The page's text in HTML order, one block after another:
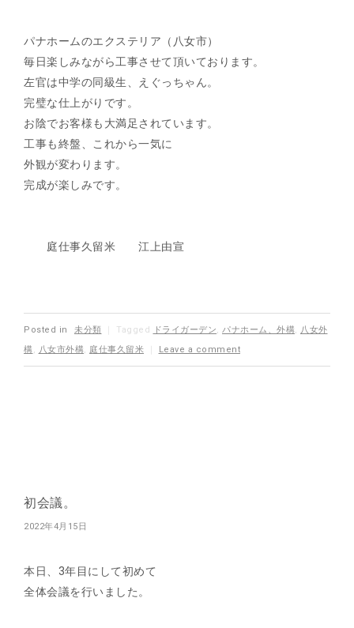
パナホームのエクステリア（八女市）
毎日楽しみながら工事させて頂いております。
左官は中学の同級生、えぐっちゃん。
完璧な仕上がりです。
お陰でお客様も大満足されています。
工事も終盤、これから一気に
外観が変わります。
完成が楽しみです。
庭仕事久留米 江上由宣
Posted in 未分類 Tagged ドライガーデン, パナホーム、外構, 八女外
構, 八女市外構, 庭仕事久留米 Leave a comment
初会議。
2022年4月15日
本日、3年目にして初めて
全体会議を行いました。